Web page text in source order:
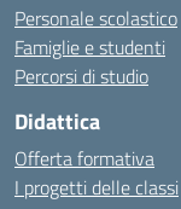
Personale scolastico
Famiglie e studenti
Percorsi di studio
Didattica
Offerta formativa
I progetti delle classi